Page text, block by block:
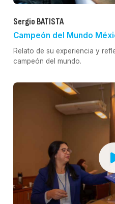
Sergio BATISTA
Campeón del Mundo
Relato de su experiencia y
campeón del mundo.